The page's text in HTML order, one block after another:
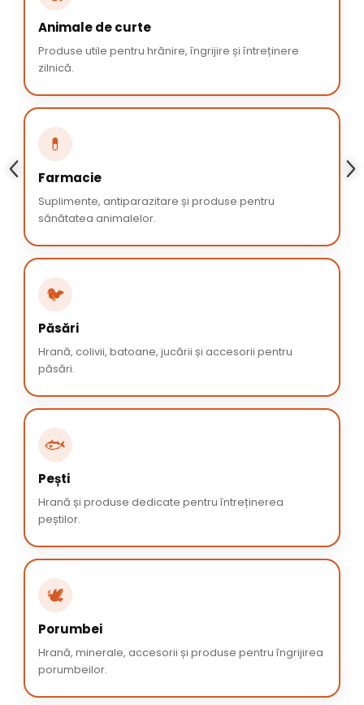
Animale de curte
Produse utile pentru hrănire, îngrijire și întreținere
zilnică.
💊
Farmacie
Suplimente, antiparazitare și produse pentru
sănătatea animalelor.
🐦
Păsări
Hrană, colivii, batoane, jucării și accesorii pentru
păsări.
🐟
Pești
Hrană și produse dedicate pentru întreținerea
peștilor.
🕊️
Porumbei
Hrană, minerale, accesorii și produse pentru îngrijirea
porumbeilor.